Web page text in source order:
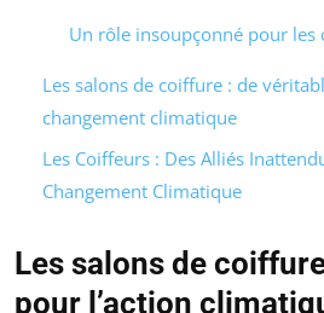
Un rôle insoupçonné pour les
Les salons de coiffure : de
changement climatique
Les Coiffeurs : Des Alliés
Changement Climatique
Les salons de
pour l’action